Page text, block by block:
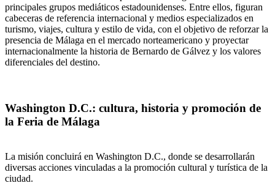
principales grupos mediáticos estadounidenses. Entre ellos, figuran
cabeceras de referencia internacional y medios especializados en
turismo, viajes, cultura y estilo de vida, con el objetivo de reforzar la
presencia de Málaga en el mercado norteamericano y proyectar
internacionalmente la historia de Bernardo de Gálvez y los valores
diferenciales del destino.
Washington D.C.: cultura, historia y promoción de
la Feria de Málaga
La misión concluirá en Washington D.C., donde se desarrollarán
diversas acciones vinculadas a la promoción cultural y turística de la
ciudad.